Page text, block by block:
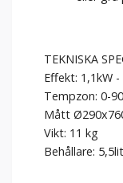
TEKNISKA
Effekt: 1,1kW
Tempzon: 0-
Mått
Vikt: 11 kg
Behållare: